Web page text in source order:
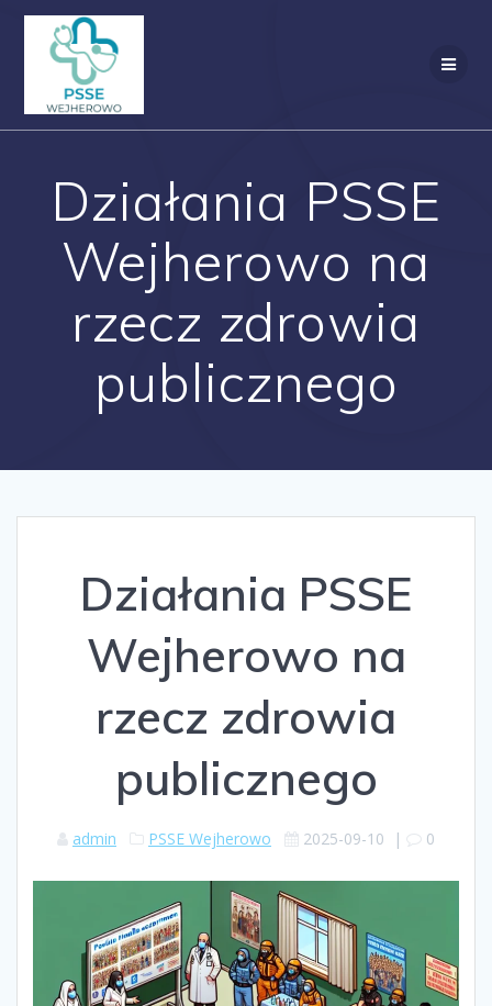
Działania PSSE
Wejherowo na
rzecz zdrowia
publicznego
Działania PSSE
Wejherowo na
rzecz zdrowia
publicznego
admin PSSE Wejherowo 2025-09-10 | 0